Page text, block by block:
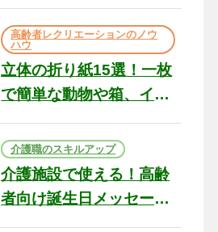
の現場から（22）
高齢者レクリエーションのノウ
ハウ
立体の折り紙15選！一枚
で簡単な動物や箱、イン
介護職のスキルアップ
介護施設で使える！高齢
者向け誕生日メッセージ